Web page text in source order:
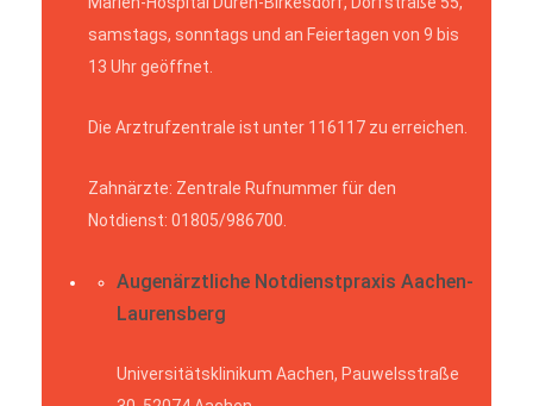
samstags, sonntags und an Feiertagen von 9 bis
13 Uhr geöffnet.
Die Arztrufzentrale ist unter 116117 zu erreichen.
Zahnärzte: Zentrale Rufnummer für den
Notdienst: 01805/986700.
Augenärztliche Notdienstpraxis Aachen-
Laurensberg
Universitätsklinikum Aachen, Pauwelsstraße